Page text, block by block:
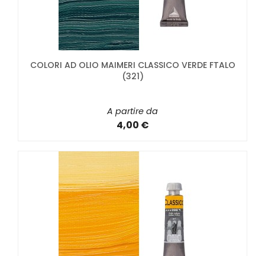
COLORI AD OLIO MAIMERI CLASSICO VERDE FTALO
(321)
A partire da
4,00 €